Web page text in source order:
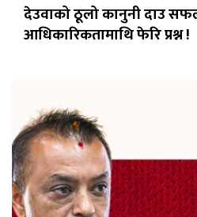
देउवाको ठूलो कानुनी दाउ
आधिकारिकतामाथि फेरि प्रश्न !